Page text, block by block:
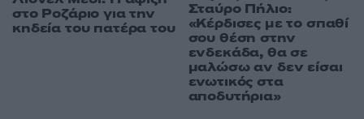
στο Ροζάριο για την
κηδεία του πατέρα του
Σταύρο Πήλιο:
«Κέρδισες με το σπαθί
σου θέση στην
ενδεκάδα, θα σε
μαλώσω αν δεν είσαι
ενωτικός στα
αποδυτήρια»